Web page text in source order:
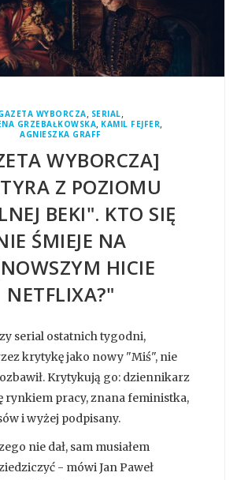
WYBORCZA, SERIAL,
GRZEBAŁKOWSKA, KAMIL FEJFER,
AGNIESZKA GRAFF
WYBORCZA]
Z POZIOMU
BEKI". KTO SIĘ
ŚMIEJE NA
HICIE
NETFLIXA?"
serial ostatnich tygodni,
krytykę jako nowy "Miś", nie
Krytykują go: dziennikarz
rynkiem pracy, znana feministka,
i wyżej podpisany.
nie dał, sam musiałem
- mówi Jan Paweł